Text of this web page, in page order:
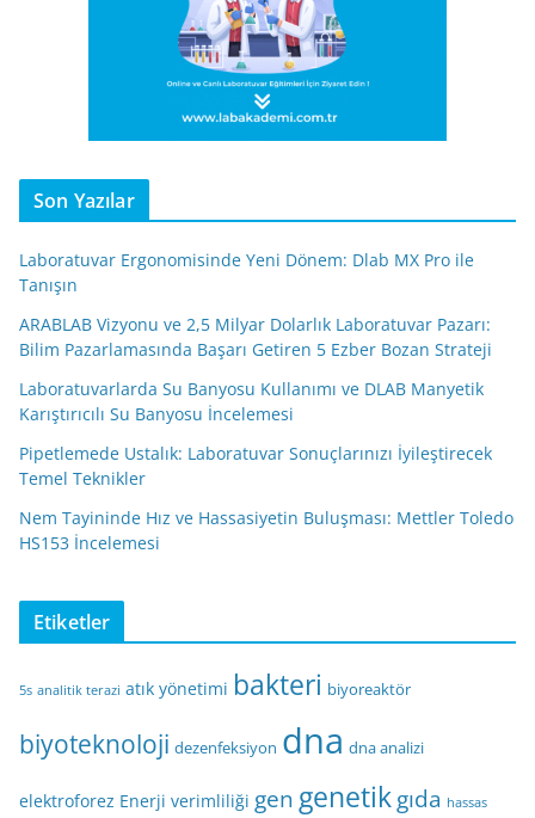
Son Yazılar
Laboratuvar Ergonomisinde Yeni Dönem: Dlab MX Pro ile
Tanışın
ARABLAB Vizyonu ve 2,5 Milyar Dolarlık Laboratuvar Pazarı:
Bilim Pazarlamasında Başarı Getiren 5 Ezber Bozan Strateji
Laboratuvarlarda Su Banyosu Kullanımı ve DLAB Manyetik
Karıştırıcılı Su Banyosu İncelemesi
Pipetlemede Ustalık: Laboratuvar Sonuçlarınızı İyileştirecek
Temel Teknikler
Nem Tayininde Hız ve Hassasiyetin Buluşması: Mettler Toledo
HS153 İncelemesi
Etiketler
5s analitik terazi atık yönetimi bakteri biyoreaktör
biyoteknoloji dezenfeksiyon dna dna analizi
elektroforez Enerji verimliliği gen genetikgıda hassas